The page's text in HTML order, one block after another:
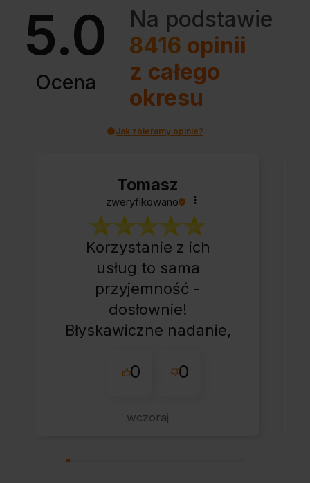
5.0
Ocena
Na podstawie
8416 opinii
z całego
okresu
Jak zbieramy opinie?
Tomasz
zweryfikowano
Korzystanie z ich
usług to sama
przyjemność -
dosłownie!
Błyskawiczne nadanie,
starannie
dodatkiem:-) Jakim?
0 0
wczoraj